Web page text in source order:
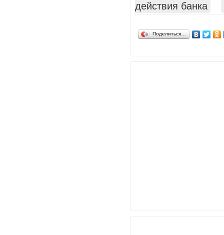
действия банка
Поделиться…